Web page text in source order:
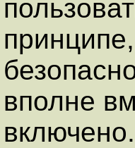
вполне
включено.